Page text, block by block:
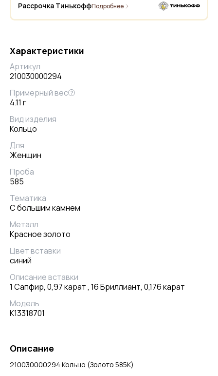
Рассрочка ТинькоффПодробнее
Характеристики
Артикул
210030000294
Примерный вес ?
4.11 г
Вид изделия
Кольцо
Для
Женщин
Проба
585
Тематика
С большим камнем
Металл
Красное золото
Цвет вставки
синий
Описание вставки
1 Сапфир, 0,97 карат , 16 Бриллиант, 0,176 карат
Модель
К13318701
Описание
210030000294 Кольцо (Золото 585К)